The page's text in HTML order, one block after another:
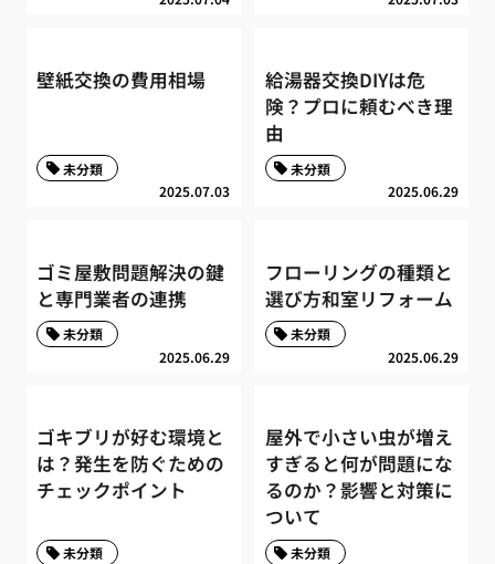
壁紙交換の費用相場
2025.07.03
未分類
給湯器交換DIYは危
険？プロに頼むべき理
由
2025.06.29
未分類
ゴミ屋敷問題解決の鍵
と専門業者の連携
2025.06.29
未分類
フローリングの種類と
選び方和室リフォーム
2025.06.29
未分類
ゴキブリが好む環境と
は？発生を防ぐための
チェックポイント
未分類
屋外で小さい虫が増え
すぎると何が問題にな
るのか？影響と対策に
ついて
未分類